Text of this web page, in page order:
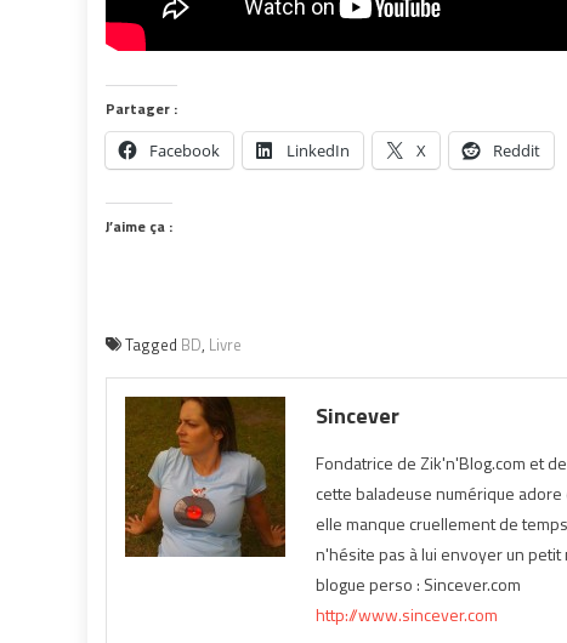
Partager :
Facebook LinkedIn X Reddit
J’aime ça :
Tagged BD, Livre
Sincever
Fondatrice de Zik'n'Blog.com et
cette baladeuse numérique
elle manque cruellement de
n'hésite pas à lui envoyer un
blogue perso : Sincever.com
http://www.sincever.com